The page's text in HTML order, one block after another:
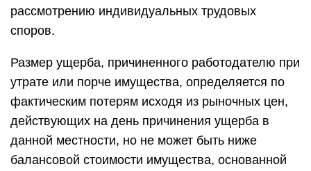
рассмотрению индивидуальных трудовых
споров.
Размер ущерба, причиненного работодателю при
утрате или порче имущества, определяется по
фактическим потерям исходя из рыночных цен,
действующих на день причинения ущерба в
данной местности, но не может быть ниже
балансовой стоимости имущества, основанной